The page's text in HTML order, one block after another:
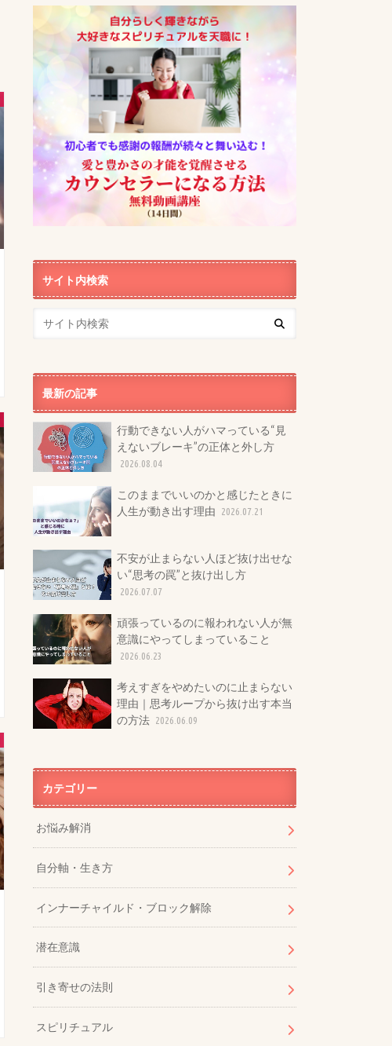
サイト内検索
最新の記事
行動できない人がハマっている“見
えないブレーキ”の正体と外し方
2026.08.04
このままでいいのかと感じたときに
人生が動き出す理由
2026.07.21
不安が止まらない人ほど抜け出せな
い“思考の罠”と抜け出し方
2026.07.07
頑張っているのに報われない人が無
意識にやってしまっていること
2026.06.23
考えすぎをやめたいのに止まらない
理由｜思考ループから抜け出す本当
の方法 2026.06.09
カテゴリー
お悩み解消
自分軸・生き方
インナーチャイルド・ブロック解除
潜在意識
引き寄せの法則
スピリチュアル